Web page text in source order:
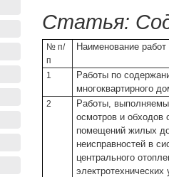
Статья:
№ п/
п
Наименование работ
1
Работы по
многоквартирного
2
Работы,
осмотров и обходов
помещений жилых
неисправностей в
центрального
электротехнических